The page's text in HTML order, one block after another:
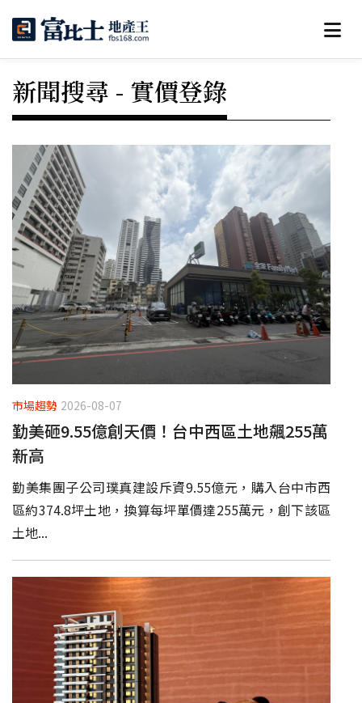
新聞搜尋 - 實價登錄
市場趨勢 2026-08-07
勤美砸9.55億創天價！台中西區土地飆255萬
新高
勤美集團子公司璞真建設斥資9.55億元，購入台中市西
區約374.8坪土地，換算每坪單價達255萬元，創下該區
土地...